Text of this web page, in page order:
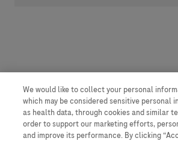
We would like to collect your personal
which may be considered sensitive personal
as health data, through cookies and similar
order to support our marketing efforts,
and improve its performance. By clicking